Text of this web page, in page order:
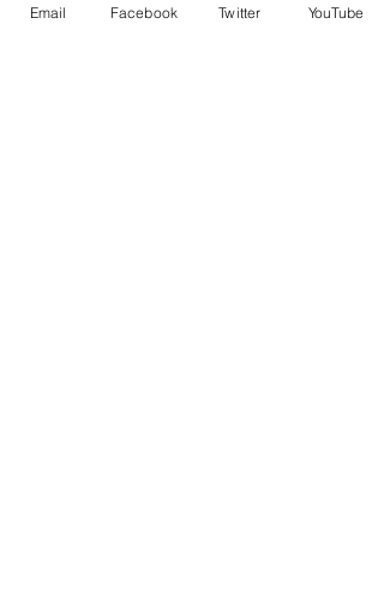
Email Facebook Twitter YouTube